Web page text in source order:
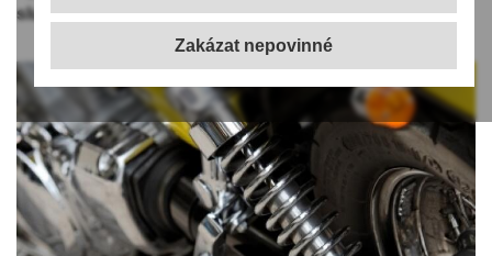
služby.